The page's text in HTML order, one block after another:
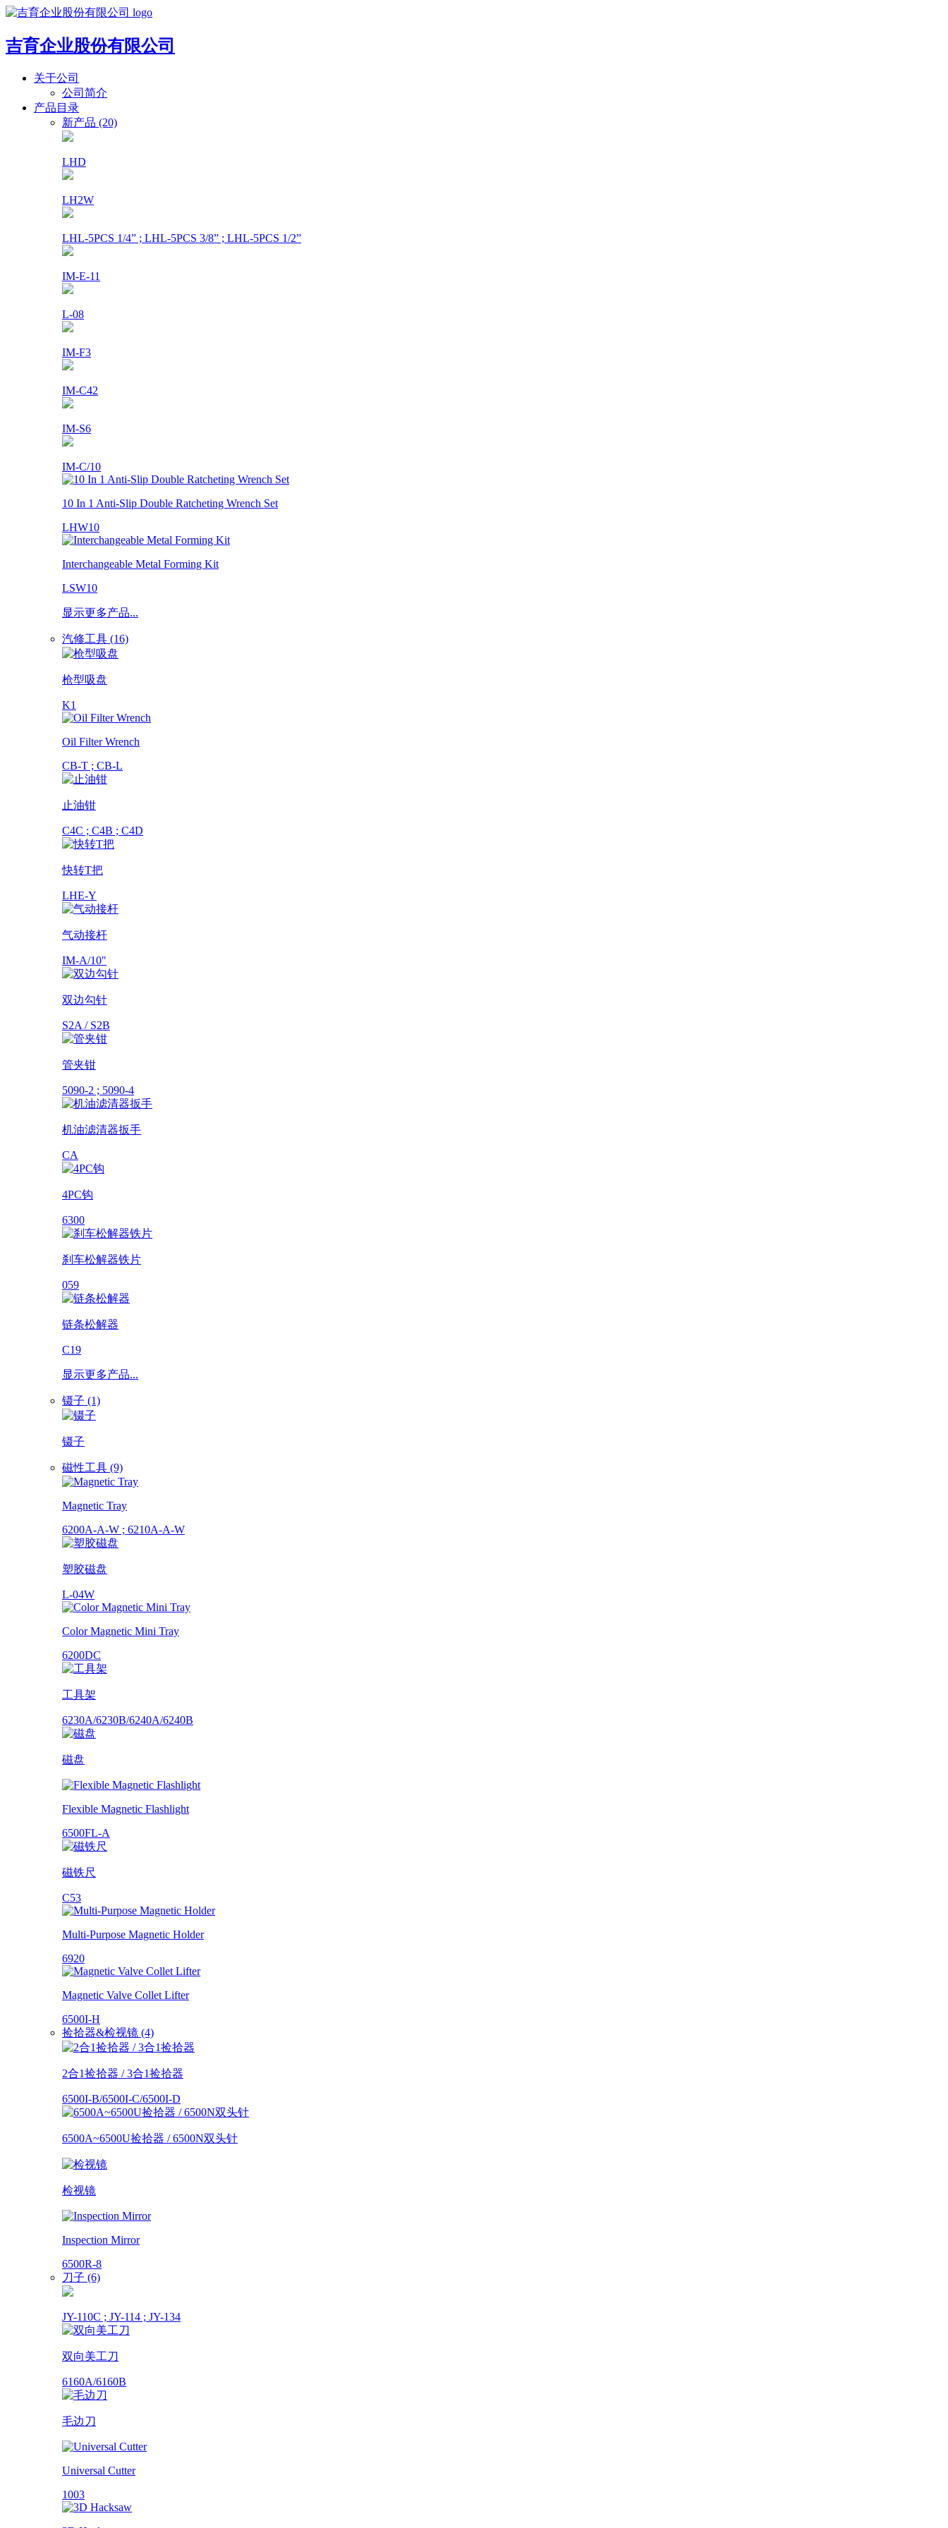
吉育企业股份有限公司
关于公司
公司简介
产品目录
新产品 (20)
LHD
LH2W
LHL-5PCS 1/4” ; LHL-5PCS 3/8” ; LHL-5PCS 1/2”
IM-E-11
L-08
IM-F3
IM-C42
IM-S6
IM-C/10
10 In 1 Anti-Slip Double Ratcheting Wrench Set
LHW10
Interchangeable Metal Forming Kit
LSW10
显示更多产品...
汽修工具 (16)
枪型吸盘
K1
Oil Filter Wrench
CB-T ; CB-L
止油钳
C4C ; C4B ; C4D
快转T把
LHE-Y
气动接杆
IM-A/10"
双边勾针
S2A / S2B
管夹钳
5090-2 ; 5090-4
机油滤清器扳手
CA
4PC钩
6300
刹车松解器铁片
059
链条松解器
C19
显示更多产品...
镊子 (1)
镊子
磁性工具 (9)
Magnetic Tray
6200A-A-W ; 6210A-A-W
塑胶磁盘
L-04W
Color Magnetic Mini Tray
6200DC
工具架
6230A/6230B/6240A/6240B
磁盘
Flexible Magnetic Flashlight
6500FL-A
磁铁尺
C53
Multi-Purpose Magnetic Holder
6920
Magnetic Valve Collet Lifter
6500I-H
捡拾器&检视镜 (4)
2合1捡拾器 / 3合1捡拾器
6500I-B/6500I-C/6500I-D
6500A~6500U捡拾器 / 6500N双头针
检视镜
Inspection Mirror
6500R-8
刀子 (6)
JY-110C ; JY-114 ; JY-134
双向美工刀
6160A/6160B
毛边刀
Universal Cutter
1003